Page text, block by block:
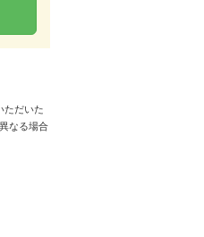
ただいた
なる場合